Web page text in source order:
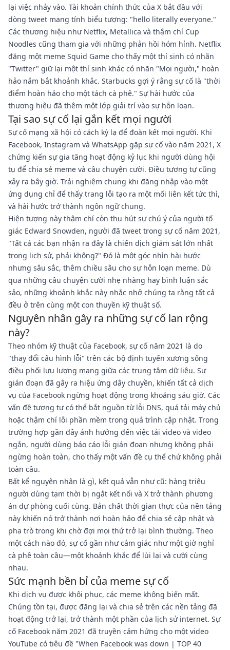
lại việc nhảy vào. Tài khoản chính thức của X bắt đầu với
dòng tweet mang tính biểu tượng: "hello literally everyone."
Các thương hiệu như Netflix, Metallica và thậm chí Cup
Noodles cũng tham gia với những phản hồi hóm hỉnh. Netflix
đăng một meme Squid Game cho thấy một thí sinh có nhãn
"Twitter" giữ lại một thí sinh khác có nhãn "Mọi người," hoàn
hảo nắm bắt khoảnh khắc. Starbucks gợi ý rằng sự cố là "thời
điểm hoàn hảo cho một tách cà phê." Sự hài hước của
thương hiệu đã thêm một lớp giải trí vào sự hỗn loạn.
Tại sao sự cố lại gắn kết mọi người
Sự cố mạng xã hội có cách kỳ lạ để đoàn kết mọi người. Khi
Facebook, Instagram và WhatsApp gặp sự cố vào năm 2021, X
chứng kiến sự gia tăng hoạt động kỷ lục khi người dùng hội
tụ để chia sẻ meme và câu chuyện cười. Điều tương tự cũng
xảy ra bây giờ. Trải nghiệm chung khi đăng nhập vào một
ứng dụng chỉ để thấy trang lỗi tạo ra một mối liên kết tức thì,
và hài hước trở thành ngôn ngữ chung.
Hiện tượng này thậm chí còn thu hút sự chú ý của người tố
giác Edward Snowden, người đã tweet trong sự cố năm 2021,
"Tất cả các bạn nhận ra đây là chiến dịch giám sát lớn nhất
trong lịch sử, phải không?" Đó là một góc nhìn hài hước
nhưng sâu sắc, thêm chiều sâu cho sự hỗn loạn meme. Dù
qua những câu chuyện cười nhẹ nhàng hay bình luận sắc
sảo, những khoảnh khắc này nhắc nhở chúng ta rằng tất cả
đều ở trên cùng một con thuyền kỹ thuật số.
Nguyên nhân gây ra những sự cố lan rộng
này?
Theo nhóm kỹ thuật của Facebook, sự cố năm 2021 là do
"thay đổi cấu hình lỗi" trên các bộ định tuyến xương sống
điều phối lưu lượng mạng giữa các trung tâm dữ liệu. Sự
gián đoạn đã gây ra hiệu ứng dây chuyền, khiến tất cả dịch
vụ của Facebook ngừng hoạt động trong khoảng sáu giờ. Các
vấn đề tương tự có thể bắt nguồn từ lỗi DNS, quá tải máy chủ
hoặc thậm chí lỗi phần mềm trong quá trình cập nhật. Trong
trường hợp gần đây ảnh hưởng đến việc tải video và video
ngắn, người dùng báo cáo lỗi gián đoạn nhưng không phải
ngừng hoàn toàn, cho thấy một vấn đề cụ thể chứ không phải
toàn cầu.
Bất kể nguyên nhân là gì, kết quả vẫn như cũ: hàng triệu
người dùng tạm thời bị ngắt kết nối và X trở thành phương
án dự phòng cuối cùng. Bản chất thời gian thực của nền tảng
này khiến nó trở thành nơi hoàn hảo để chia sẻ cập nhật và
pha trò trong khi chờ đợi mọi thứ trở lại bình thường. Theo
một cách nào đó, sự cố gần như cảm giác như một giờ nghỉ
cà phê toàn cầu—một khoảnh khắc để lùi lại và cười cùng
nhau.
Sức mạnh bền bỉ của meme sự cố
Khi dịch vụ được khôi phục, các meme không biến mất.
Chúng tồn tại, được đăng lại và chia sẻ trên các nền tảng đã
hoạt động trở lại, trở thành một phần của lịch sử internet. Sự
cố Facebook năm 2021 đã truyền cảm hứng cho một video
YouTube có tiêu đề "When Facebook was down | TOP 40